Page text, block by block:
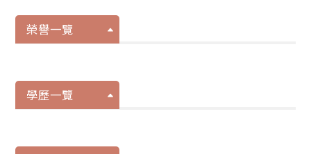
榮譽一覽
學歷一覽